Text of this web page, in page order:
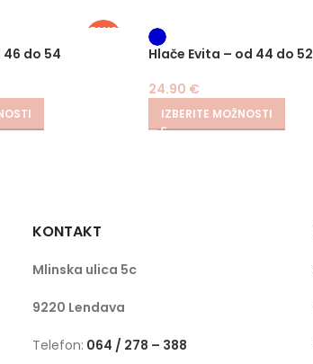
PLUS
46 do 54
Hlače Evita – od 44 do 52
24.90 €
IZBERITE MOŽNOSTI
KONTAKT
Mlinska ulica 5c
9220 Lendava
Telefon: 064 / 278 – 388